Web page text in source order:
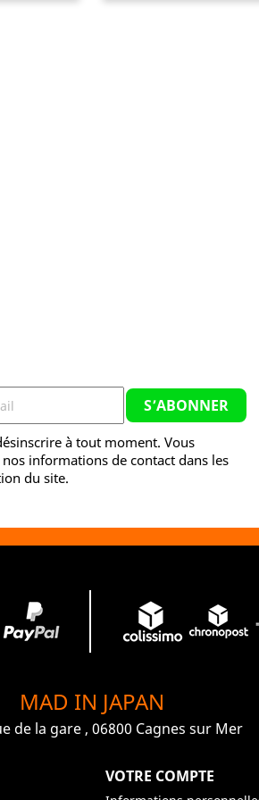
à tout moment. Vous
informations de contact dans les
du site.
MAD IN JAPAN
de la gare , 06800 Cagnes sur Mer
VOTRE COMPTE